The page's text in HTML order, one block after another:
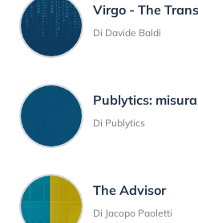
Virgo - The
Di Davide Baldi
Publytics:
Di Publytics
The Advisor
Di Jacopo Paoletti